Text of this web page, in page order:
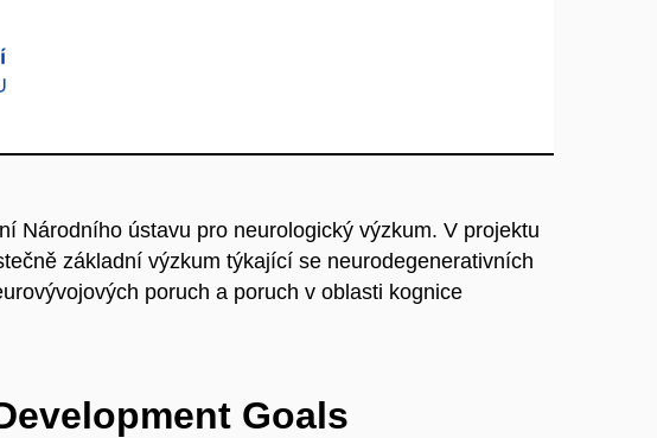
Národního ústavu pro neurologický výzkum. V projektu
základní výzkum týkající se neurodegenerativních
poruch a poruch v oblasti kognice
Goals